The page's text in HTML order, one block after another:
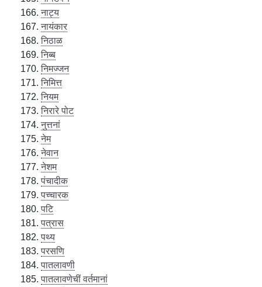
नाट्य
नायंकार
निठाळ
निब्ब
निमज्जन
निमित्त
नियम
निरारे पोट
नुत्तनां
नेम
नेवान
नेशम
पंचादीक
पच्चारक
पटि
पत्रास
पथ्य
परसणि
पातलावणी
पातलावणेचीं वर्तमानां